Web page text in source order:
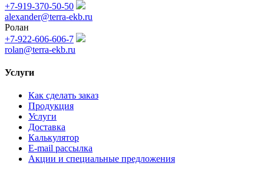
+7-919-370-50-50
alexander@terra-ekb.ru
Ролан
+7-922-606-606-7
rolan@terra-ekb.ru
Услуги
Как сделать заказ
Продукция
Услуги
Доставка
Калькулятор
E-mail рассылка
Акции и специальные предложения